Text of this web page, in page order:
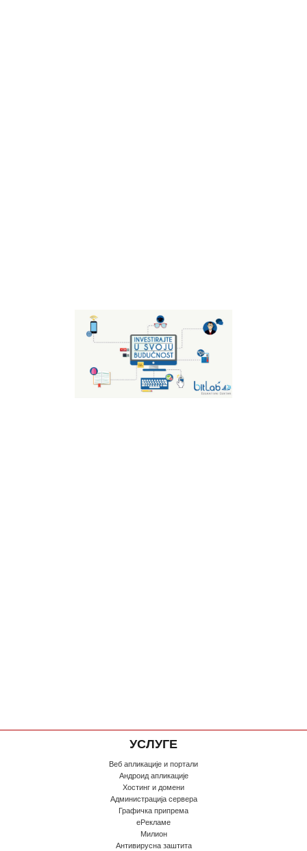
УСЛУГЕ
Веб апликације и портали
Андроид апликације
Хостинг и домени
Администрација сервера
Графичка припрема
еРекламе
Милион
Антивирусна заштита